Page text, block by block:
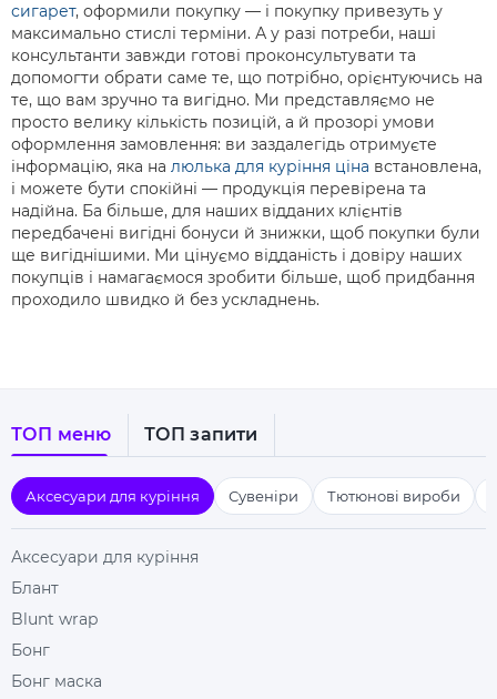
сигарет, оформили покупку — і покупку привезуть у
максимально стислі терміни. А у разі потреби, наші
консультанти завжди готові проконсультувати та
допомогти обрати саме те, що потрібно, орієнтуючись на
те, що вам зручно та вигідно. Ми представляємо не
просто велику кількість позицій, а й прозорі умови
оформлення замовлення: ви заздалегідь отримуєте
інформацію, яка на люлька для куріння ціна встановлена,
і можете бути спокійні — продукція перевірена та
надійна. Ба більше, для наших відданих клієнтів
передбачені вигідні бонуси й знижки, щоб покупки були
ще вигіднішими. Ми цінуємо відданість і довіру наших
покупців і намагаємося зробити більше, щоб придбання
проходило швидко й без ускладнень.
ТОП меню ТОП запити
Аксесуари для куріння Сувеніри Тютюнові вироби
Аксесуари для куріння
Блант
Blunt wrap
Бонг
Бонг маска